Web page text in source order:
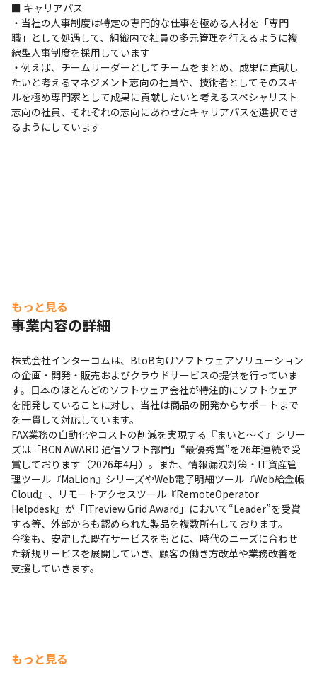
を推進
・年2回、上長との面談を実施する事で目標に対する達成
度合いを確認し、自身の課題や目標を明らかにして仕事を
進められる
■ キャリアパス
・当社の人事制度は特定の専門的な仕事を極める人材を「専門
職」として処遇して、組織内で社員の多元管理を行えるように複
線型人事制度を採用しています
・例えば、チームリーダーとしてチームをまとめ、成果に貢献し
たいと考えるマネジメント志向の社員や、技術者としてそのスキ
ルを極め専門家として成果に貢献したいと考えるスペシャリスト
志向の社員、それぞれの志向にあわせたキャリアパスを選択でき
るようにしています
もっと見る
事業内容の詳細
株式会社インターコムは、BtoB向けソフトウェアソリューション
の企画・開発・販売およびクラウドサービスの提供を行っていま
す。日本のほとんどのソフトウェア会社が特注的にソフトウェア
を開発していることに対し、当社は商品の開発からサポートまで
を一貫して対応しています。
FAX業務の自動化やコストの削減を実現する『まいと～く』シリー
ズは「BCN AWARD 通信ソフト部門」“最優秀賞”を26年連続で受
賞しております（2026年4月）。また、情報漏洩対策・IT資産管
理ツール『MaLion』シリーズやWeb電子明細ツール『Web給金帳
Cloud』、リモートアクセスツール『RemoteOperator
Helpdesk』が「ITreview Grid Award」において“Leader”を受賞
する等、外部からも認められた製品を複数所有しております。
今後も、安定した既存サービスをもとに、時代のニーズに合わせ
た新規サービスを展開していき、顧客の働き方改革や業務改善を
支援していきます。
もっと見る